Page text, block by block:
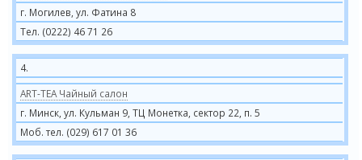
г. Могилев, ул. Фатина 8
Тел. (0222) 46 71 26
4.
ART-TEA Чайный салон
г. Минск, ул. Кульман 9, ТЦ Монетка, сектор 22, п. 5
Моб. тел. (029) 617 01 36